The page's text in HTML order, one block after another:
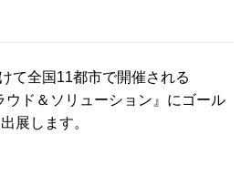
て全国11都市で開催される
ウド＆ソリューション』にゴール
展します。